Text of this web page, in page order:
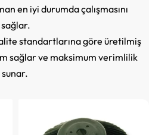
en iyi durumda çalışmasını
sağlar.
standartlarına göre üretilmiş
sağlar ve maksimum verimlilik
sunar.